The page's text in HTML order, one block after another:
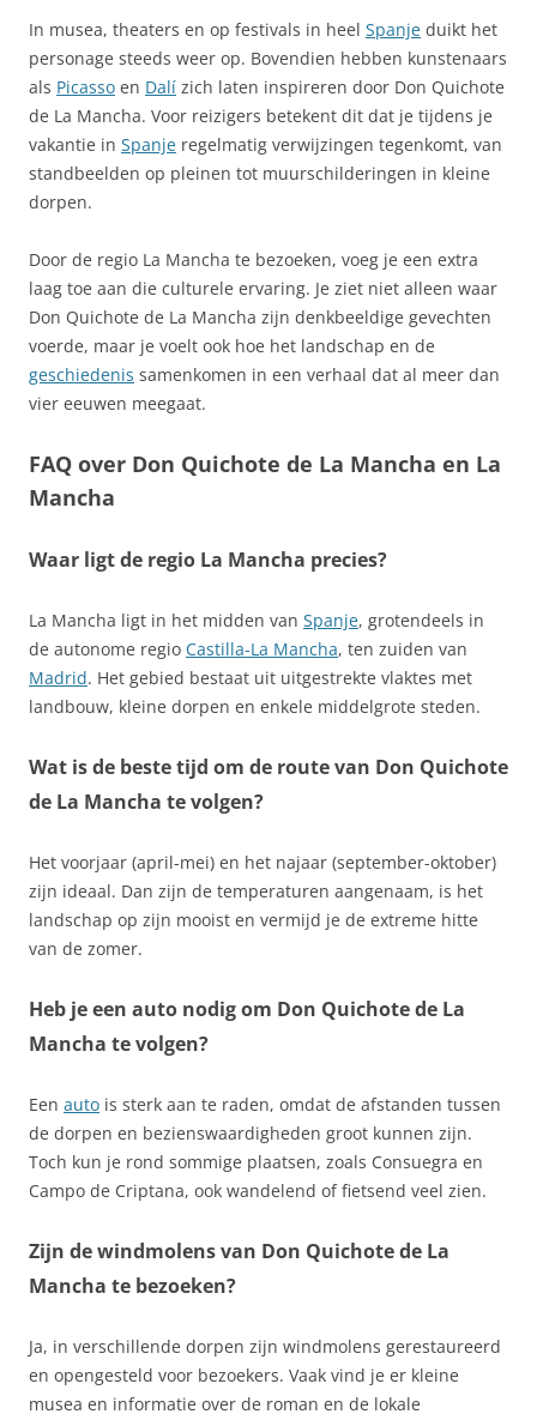
In musea, theaters en op festivals in heel Spanje duikt het
personage steeds weer op. Bovendien hebben kunstenaars
als Picasso en Dalí zich laten inspireren door Don Quichote
de La Mancha. Voor reizigers betekent dit dat je tijdens je
vakantie in Spanje regelmatig verwijzingen tegenkomt, van
standbeelden op pleinen tot muurschilderingen in kleine
dorpen.
Door de regio La Mancha te bezoeken, voeg je een extra
laag toe aan die culturele ervaring. Je ziet niet alleen waar
Don Quichote de La Mancha zijn denkbeeldige gevechten
voerde, maar je voelt ook hoe het landschap en de
geschiedenis samenkomen in een verhaal dat al meer dan
vier eeuwen meegaat.
FAQ over Don Quichote de La Mancha en La
Mancha
Waar ligt de regio La Mancha precies?
La Mancha ligt in het midden van Spanje, grotendeels in
de autonome regio Castilla-La Mancha, ten zuiden van
Madrid. Het gebied bestaat uit uitgestrekte vlaktes met
landbouw, kleine dorpen en enkele middelgrote steden.
Wat is de beste tijd om de route van Don Quichote
de La Mancha te volgen?
Het voorjaar (april-mei) en het najaar (september-oktober)
zijn ideaal. Dan zijn de temperaturen aangenaam, is het
landschap op zijn mooist en vermijd je de extreme hitte
van de zomer.
Heb je een auto nodig om Don Quichote de La
Mancha te volgen?
Een auto is sterk aan te raden, omdat de afstanden tussen
de dorpen en bezienswaardigheden groot kunnen zijn.
Toch kun je rond sommige plaatsen, zoals Consuegra en
Campo de Criptana, ook wandelend of fietsend veel zien.
Zijn de windmolens van Don Quichote de La
Mancha te bezoeken?
Ja, in verschillende dorpen zijn windmolens gerestaureerd
en opengesteld voor bezoekers. Vaak vind je er kleine
musea en informatie over de roman en de lokale